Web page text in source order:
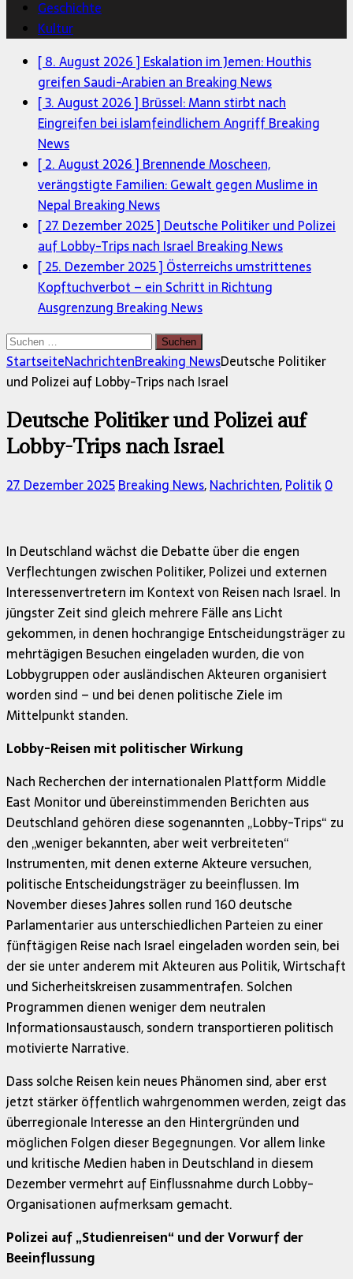
Geschichte
Kultur
[ 8. August 2026 ] Eskalation im Jemen: Houthis
greifen Saudi-Arabien an Breaking News
[ 3. August 2026 ] Brüssel: Mann stirbt nach
Eingreifen bei islamfeindlichem AngriffBreaking
News
[ 2. August 2026 ] Brennende Moscheen,
verängstigte Familien: Gewalt gegen Muslime in
Nepal Breaking News
[ 27. Dezember 2025 ] Deutsche Politiker und Polizei
auf Lobby-Trips nach Israel Breaking News
[ 25. Dezember 2025 ] Österreichs umstrittenes
Kopftuchverbot – ein Schritt in Richtung
Ausgrenzung Breaking News
Suchen
nach:
StartseiteNachrichtenBreaking NewsDeutsche Politiker
und Polizei auf Lobby-Trips nach Israel
Deutsche Politiker und Polizei auf
Lobby-Trips nach Israel
27. Dezember 2025Breaking News,Nachrichten,Politik0
In Deutschland wächst die Debatte über die engen
Verflechtungen zwischen Politiker, Polizei und externen
Interessenvertretern im Kontext von Reisen nach Israel. In
jüngster Zeit sind gleich mehrere Fälle ans Licht
gekommen, in denen hochrangige Entscheidungsträger zu
mehrtägigen Besuchen eingeladen wurden, die von
Lobbygruppen oder ausländischen Akteuren organisiert
worden sind – und bei denen politische Ziele im
Mittelpunkt standen.
Lobby-Reisen mit politischer Wirkung
Nach Recherchen der internationalen Plattform Middle
East Monitor und übereinstimmenden Berichten aus
Deutschland gehören diese sogenannten „Lobby-Trips“ zu
den „weniger bekannten, aber weit verbreiteten“
Instrumenten, mit denen externe Akteure versuchen,
politische Entscheidungsträger zu beeinflussen. Im
November dieses Jahres sollen rund 160 deutsche
Parlamentarier aus unterschiedlichen Parteien zu einer
fünftägigen Reise nach Israel eingeladen worden sein, bei
der sie unter anderem mit Akteuren aus Politik, Wirtschaft
und Sicherheitskreisen zusammentrafen. Solchen
Programmen dienen weniger dem neutralen
Informationsaustausch, sondern transportieren politisch
motivierte Narrative.
Dass solche Reisen kein neues Phänomen sind, aber erst
jetzt stärker öffentlich wahrgenommen werden, zeigt das
überregionale Interesse an den Hintergründen und
möglichen Folgen dieser Begegnungen. Vor allem linke
und kritische Medien haben in Deutschland in diesem
Dezember vermehrt auf Einflussnahme durch Lobby-
Organisationen aufmerksam gemacht.
Polizei auf „Studienreisen“ und der Vorwurf der
Beeinflussung